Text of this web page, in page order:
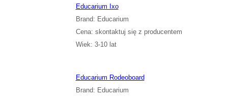
Educarium Ixo
Brand: Educarium
Cena: skontaktuj się z producentem
Wiek: 3-10 lat
Educarium Rodeoboard
Brand: Educarium